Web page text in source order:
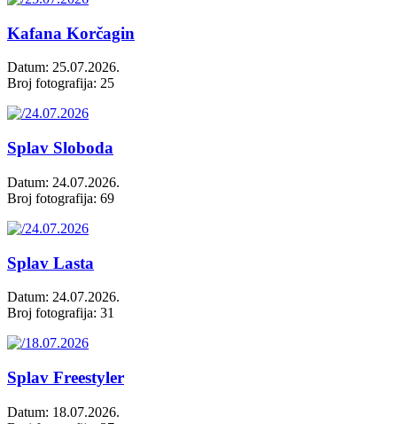
Kafana Korčagin
Datum: 25.07.2026.
Broj fotografija: 25
Splav Sloboda
Datum: 24.07.2026.
Broj fotografija: 69
Splav Lasta
Datum: 24.07.2026.
Broj fotografija: 31
Splav Freestyler
Datum: 18.07.2026.